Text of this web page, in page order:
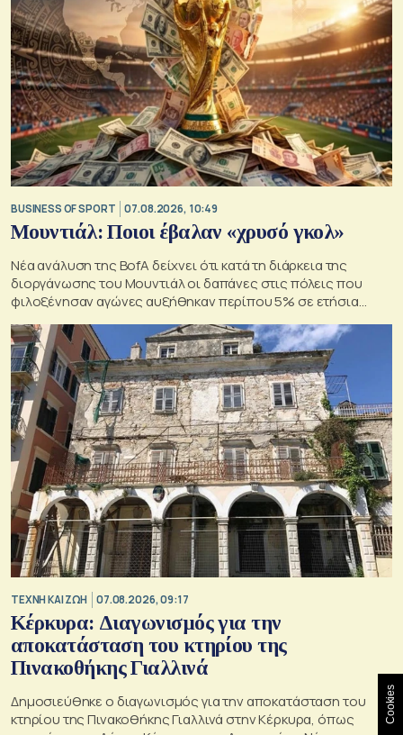
BUSINESS OF SPORT 07.08.2026, 10:49
Μουντιάλ: Ποιοι έβαλαν «χρυσό γκολ»
Νέα ανάλυση της BofA δείχνει ότι κατά τη διάρκεια της
διοργάνωσης του Μουντιάλ οι δαπάνες στις πόλεις που
φιλοξένησαν αγώνες αυξήθηκαν περίπου 5% σε ετήσια
βάση
TΕΧΝΗ ΚΑΙ ΖΩΗ 07.08.2026, 09:17
Κέρκυρα: Διαγωνισμός για την
αποκατάσταση του κτηρίου της
Πινακοθήκης Γιαλλινά
Δημοσιεύθηκε ο διαγωνισμός για την αποκατάσταση του
κτηρίου της Πινακοθήκης Γιαλλινά στην Κέρκυρα, όπως
Cookies